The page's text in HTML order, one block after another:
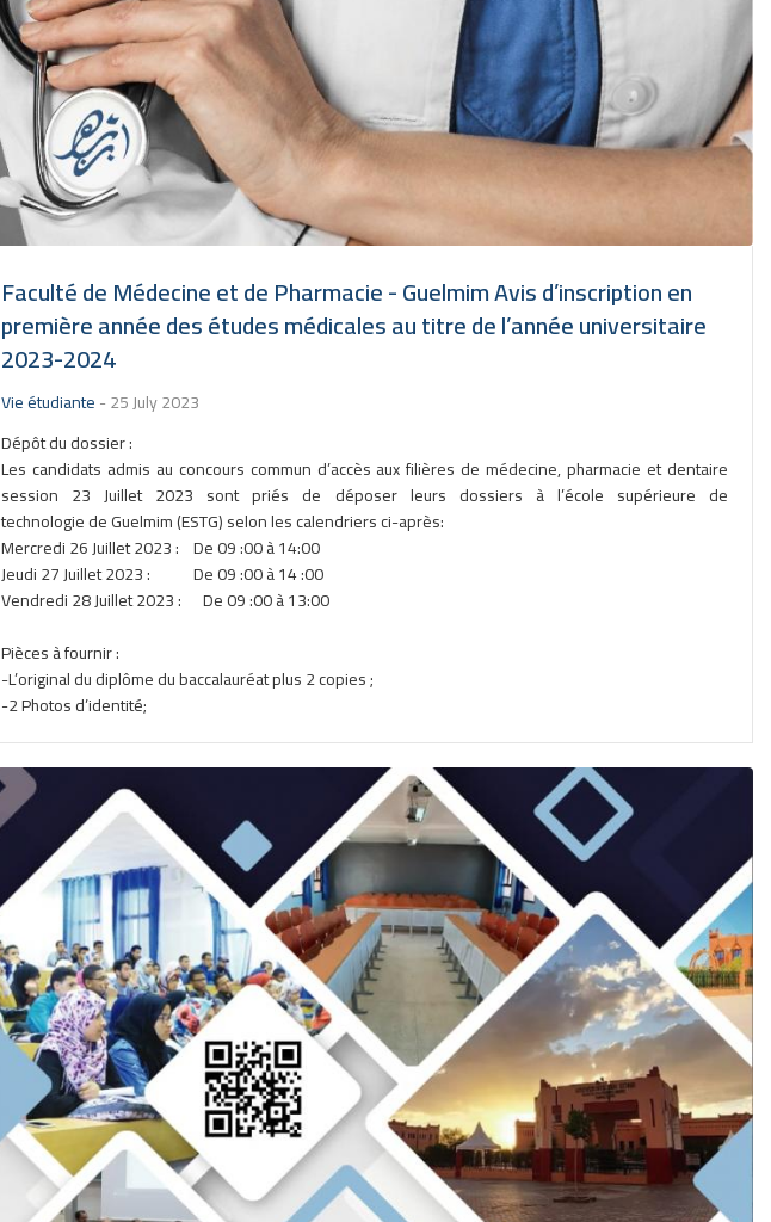
Faculté de Médecine et de Pharmacie - Guelmim Avis d’inscription en
première année des études médicales au titre de l’année universitaire
2023-2024
Vie étudiante-25 July 2023
Dépôt du dossier :
Les candidats admis au concours commun d’accès aux filières de médecine, pharmacie et dentaire
session 23 Juillet 2023 sont priés de déposer leurs dossiers à l’école supérieure de
technologie de Guelmim (ESTG) selon les calendriers ci-après:
Mercredi 26 Juillet 2023 : De 09 :00 à 14:00
Jeudi 27 Juillet 2023 : De 09 :00 à 14 :00
Vendredi 28 Juillet 2023 : De 09 :00 à 13:00
Pièces à fournir :
-L’original du diplôme du baccalauréat plus 2 copies ;
-2 Photos d’identité;